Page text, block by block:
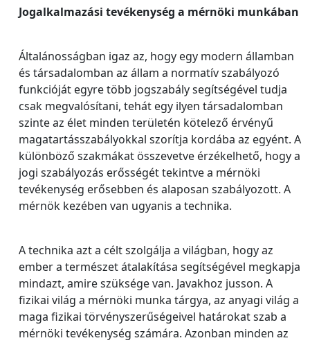
Jogalkalmazási tevékenység a mérnöki munkában
Általánosságban igaz az, hogy egy modern államban
és társadalomban az állam a normatív szabályozó
funkcióját egyre több jogszabály segítségével tudja
csak megvalósítani, tehát egy ilyen társadalomban
szinte az élet minden területén kötelező érvényű
magatartásszabályokkal szorítja kordába az egyént. A
különböző szakmákat összevetve érzékelhető, hogy a
jogi szabályozás erősségét tekintve a mérnöki
tevékenység erősebben és alaposan szabályozott. A
mérnök kezében van ugyanis a technika.
A technika azt a célt szolgálja a világban, hogy az
ember a természet átalakítása segítségével megkapja
mindazt, amire szüksége van. Javakhoz jusson. A
fizikai világ a mérnöki munka tárgya, az anyagi világ a
maga fizikai törvényszerűségeivel határokat szab a
mérnöki tevékenység számára. Azonban minden az